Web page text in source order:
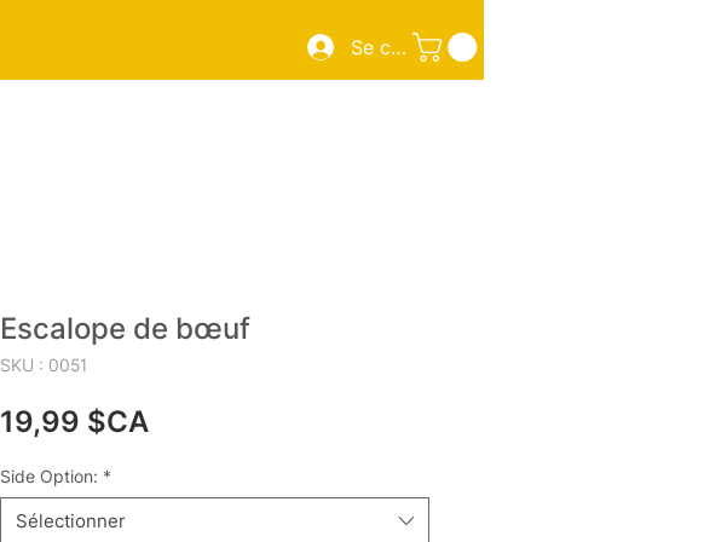
Se connecter
Escalope de bœuf
SKU : 0051
19,99 $CAPrix
Side Option: *
Sélectionner